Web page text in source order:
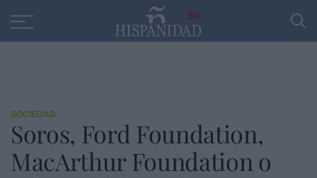
30
SOCIEDAD
Soros, Ford Foundation,
MacArthur Foundation o